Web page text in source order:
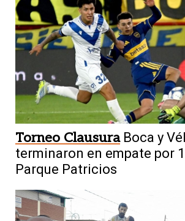
Torneo Clausura Boca y
terminaron en empate por
Parque Patricios